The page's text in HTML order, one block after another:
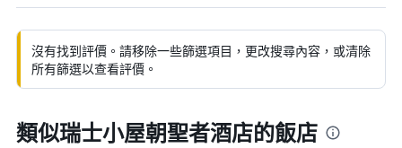
沒有找到評價。請移除一些篩選項目，更改搜尋內容，或清除
所有篩選以查看評價。
類似瑞士小屋朝聖者酒店的飯店